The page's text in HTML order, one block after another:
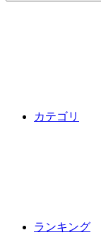
カテゴリ
ランキング